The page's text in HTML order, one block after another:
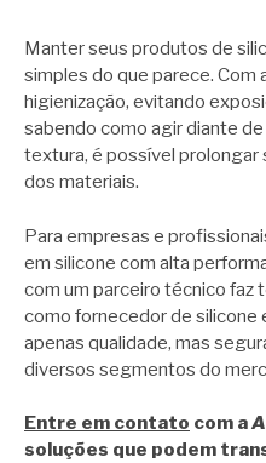
Manter seus produtos de
simples do que parece. Com
higienização, evitando
sabendo como agir diante
textura, é possível
dos materiais.
Para empresas e
em silicone com alta
com um parceiro técnico faz
como fornecedor de silicone
apenas qualidade, mas
diversos segmentos do
Entre em contato com a
soluções que podem